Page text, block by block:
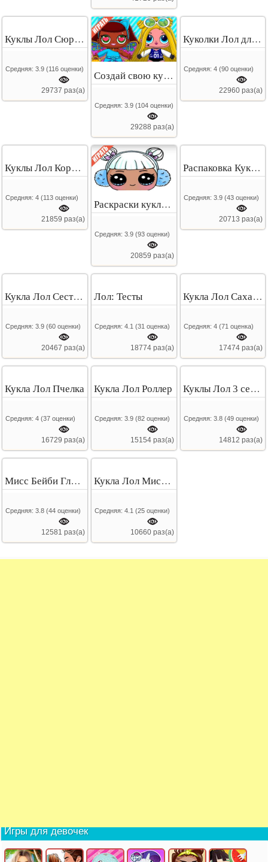
Куклы Лол Сюрприз
Средняя:3.9 (116 оценки)
29737 раз(а)
Создай свою куклу
Средняя: 3.9 (104оценки)
29288 раз(а)
Куколки Лол для девочек
Средняя: 4 (90оценки)
22960 раз(а)
Куклы Лол Королева Блеска
Средняя:4 (113 оценки)
21859 раз(а)
Раскраски куклы Лол
Средняя: 3.9 (93оценки)
20859 раз(а)
Распаковка Куклы Лол
Средняя: 3.9 (43оценки)
20713 раз(а)
Кукла Лол Сестрички
Средняя:3.9 (60 оценки)
20467 раз(а)
Лол: Тесты
Средняя: 4.1 (31 оценка)
18774 раз(а)
Кукла Лол Сахарок
Средняя: 4 (71 оценка)
17474 раз(а)
Кукла Лол Пчелка
Средняя:4 (37 оценки)
16729 раз(а)
Кукла Лол Роллер
Средняя: 3.9 (82оценки)
15154 раз(а)
Куклы Лол 3 серия
Средняя: 3.8 (49оценки)
14812 раз(а)
Мисс Бейби Глиттер раскраска
Средняя:3.8 (44 оценки)
12581 раз(а)
Кукла Лол Мисс Панк
Средняя: 4.1 (25оценки)
10660 раз(а)
Игры для девочек